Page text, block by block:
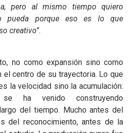
pero al mismo tiempo quiero
pueda porque eso es lo que
creativo”.
no como expansión sino como
el centro de su trayectoria. Lo que
la velocidad sino la acumulación:
ha venido construyendo
del tiempo. Mucho antes del
del reconocimiento, antes de la